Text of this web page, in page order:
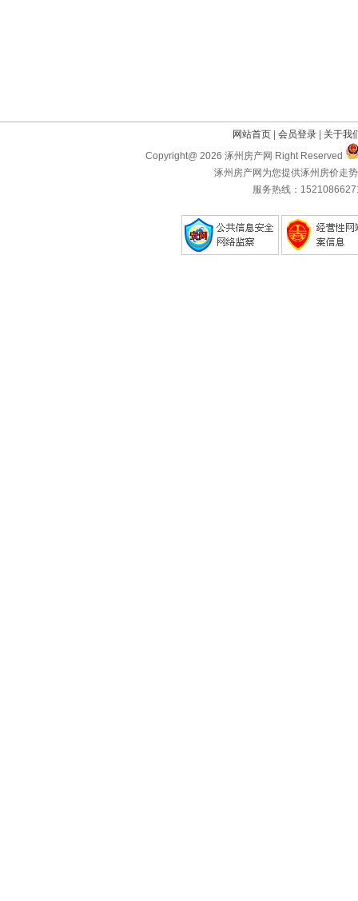
网站首页 会员登录
关于我
Copyright@ 2026 涿州房产网 Right Reserved
涿州房产网为您提供涿州房价走
服务热线：